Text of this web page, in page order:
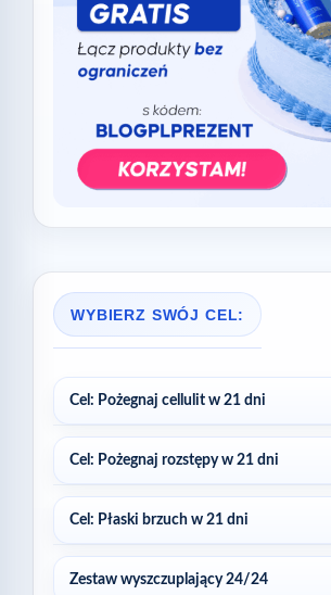
WYBIERZ SWÓJ CEL:
Cel: Pożegnaj cellulit w 21 dni
Cel: Pożegnaj rozstępy w 21 dni
Cel: Płaski brzuch w 21 dni
Zestaw wyszczuplający 24/24